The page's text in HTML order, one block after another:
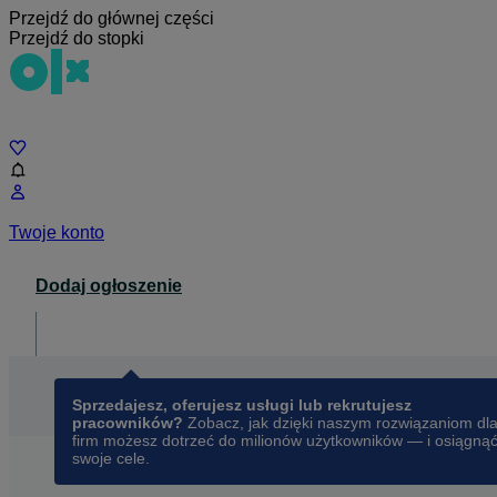
Przejdź do głównej części
Przejdź do stopki
Twoje konto
Dodaj ogłoszenie
Sprzedajesz, oferujesz usługi lub rekrutujesz
pracowników? Zobacz, jak dzięki naszym rozwiązaniom dla
firm możesz dotrzeć do milionów użytkowników — i osiągnąć
swoje cele.